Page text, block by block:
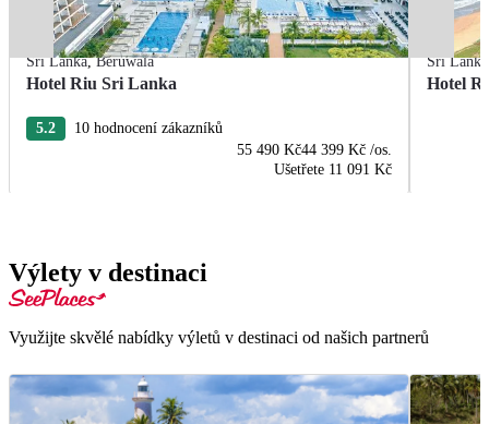
Srí Lanka,Beruwala
Hotel Riu Sri Lanka
5.2
10 hodnocení zákazníků
55 490 Kč44 399 Kč /os.
Ušetřete 11 091 Kč
Srí Lanka
Hotel
Výlety v destinaci
Využijte skvělé nabídky výletů v destinaci od našich partnerů